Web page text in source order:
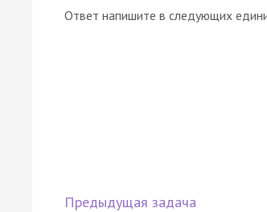
Ответ напишите в следующих
Предыдущая задача